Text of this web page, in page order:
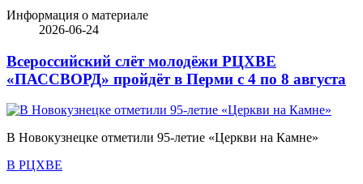
Информация о материале
2026-06-24
Всероссийский слёт молодёжи РЦХВЕ
«ПАССВОРД» пройдёт в Перми с 4 по 8 августа
В Новокузнецке отметили 95-летие «Церкви на Камне»
В РЦХВЕ